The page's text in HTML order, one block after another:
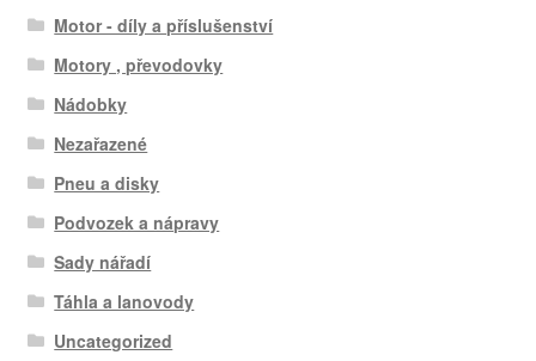
Motor - díly a příslušenství
Motory , převodovky
Nádobky
Nezařazené
Pneu a disky
Podvozek a nápravy
Sady nářadí
Táhla a lanovody
Uncategorized